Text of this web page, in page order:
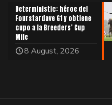
Deterministic: héroe del
Fourstardave G1 y obtiene
cupo a la Breeders’ Cup
Mile
8 August, 2026